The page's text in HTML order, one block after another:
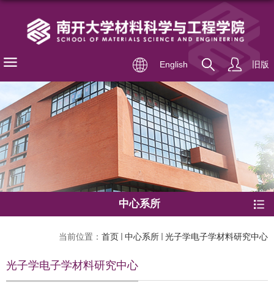
English 旧版
中心系所
当前位置： 首页 中心系所 光子学电子学材料研究中心
光子学电子学材料研究中心